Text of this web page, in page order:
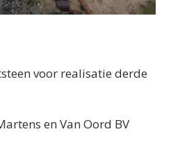
voor realisatie derde
en Van Oord BV